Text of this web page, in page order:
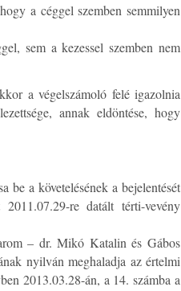
a céggel szemben semmilyen
sem a kezessel szemben nem
a végelszámoló felé igazolnia
annak eldöntése, hogy
a követelésének a bejelentését
re datált térti-vevény
– dr. Mikó Katalin és Gábos
nyilván meghaladja az értelmi
2013.03.28-án, a 14. számba a